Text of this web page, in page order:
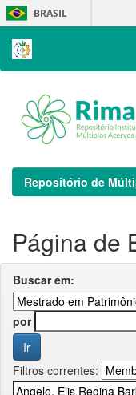
Skip
navigation
BRASIL
Repositório de
Página de
Buscar em:
por
Filtros correntes: